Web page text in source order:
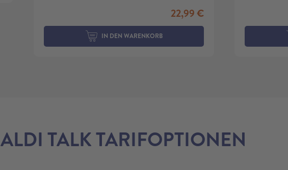
22,99€
IN DEN WARENKORB
ALDI TALK TARIFOPTIONEN